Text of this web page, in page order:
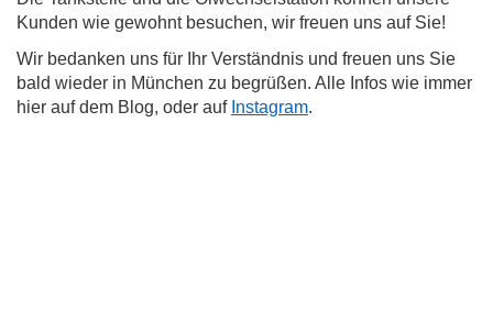
Kunden wie gewohnt besuchen, wir freuen uns auf Sie!
Wir bedanken uns für Ihr Verständnis und freuen uns Sie
bald wieder in München zu begrüßen. Alle Infos wie immer
hier auf dem Blog, oder auf Instagram.